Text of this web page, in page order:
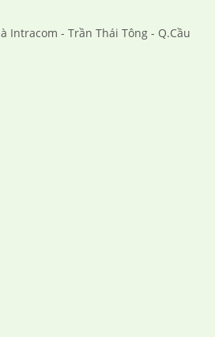
Intracom - Trần Thái Tông - Q.Cầu